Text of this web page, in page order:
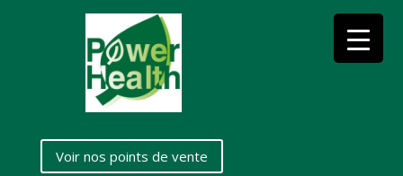
Voir nos points de vente